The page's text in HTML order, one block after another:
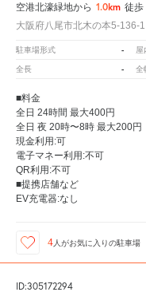
空港北濠緑地から 1.0km 徒歩
大阪府八尾市北木の本5-136-1
駐車場形式 - 屋
全長 - 全
■料金
全日 24時間 最大400円
全日 夜 20時〜8時 最大200円
現金利用:可
電子マネー利用:不可
QR利用:不可
■提携店舗など
EV充電器:なし
4人がお気に入りの駐車場
ID:305172294